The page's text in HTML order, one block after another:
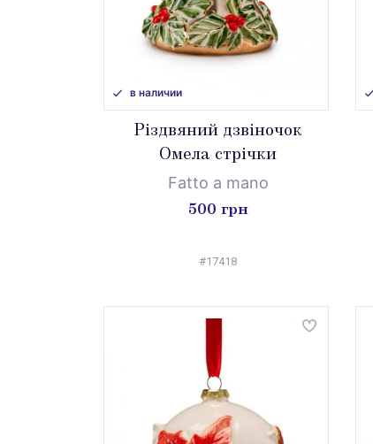
в наличии
Різдвяний дзвіночок
Омела стрічки
Fatto a mano
500 грн
#17418